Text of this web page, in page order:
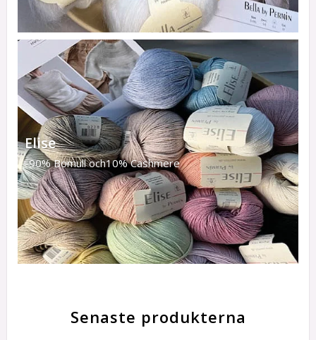
Elise
-90% Bomull och10% Cashmere
Senaste produkterna